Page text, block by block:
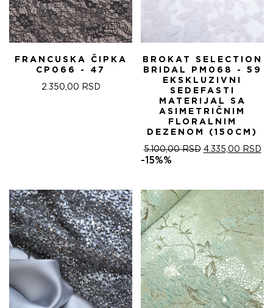
FRANCUSKA ČIPKA
CP066 - 47
2.350,00 RSD
BROKAT SELECTION
BRIDAL PM068 - 59
EKSKLUZIVNI
SEDEFASTI
MATERIJAL SA
ASIMETRIČNIM
FLORALNIM
DEZENOM (150CM)
5.100,00RSD ОРИГИНАЛНА
5.100,00 RSD.
4.335,00 RSD
-15%%